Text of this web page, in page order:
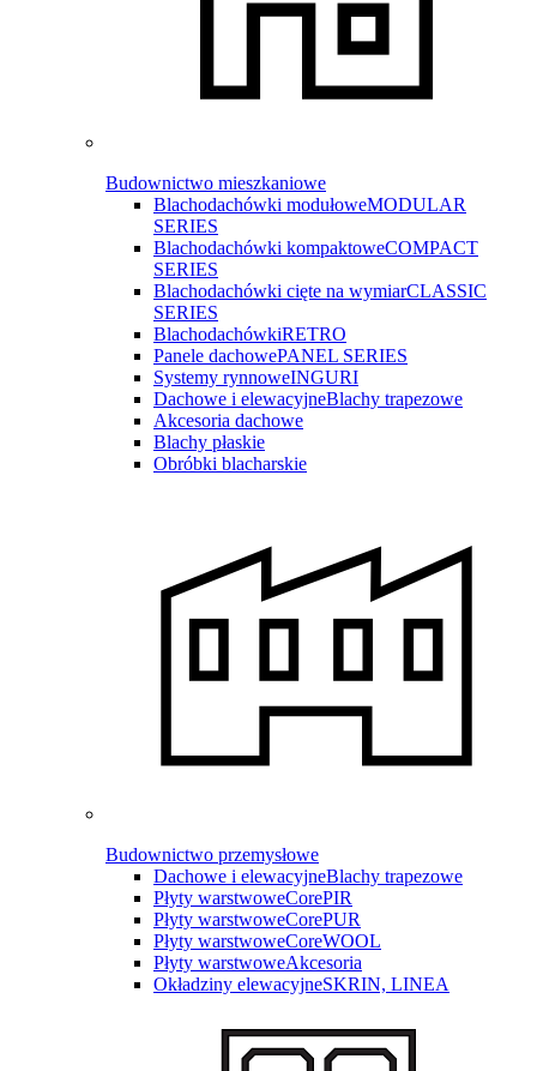
Budownictwo mieszkaniowe
Blachodachówki modułoweMODULAR
SERIES
Blachodachówki kompaktoweCOMPACT
SERIES
Blachodachówki cięte na wymiarCLASSIC
SERIES
BlachodachówkiRETRO
Panele dachowePANEL SERIES
Systemy rynnoweINGURI
Dachowe i elewacyjneBlachy trapezowe
Akcesoria dachowe
Blachy płaskie
Obróbki blacharskie
Budownictwo przemysłowe
Dachowe i elewacyjneBlachy trapezowe
Płyty warstwoweCorePIR
Płyty warstwoweCorePUR
Płyty warstwoweCoreWOOL
Płyty warstwoweAkcesoria
Okładziny elewacyjneSKRIN, LINEA